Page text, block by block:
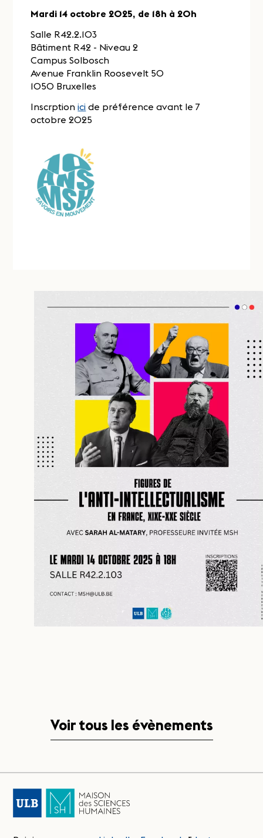
Mardi 14 octobre 2025, de 18h à 20h
Salle R42.2.103
Bâtiment R42 - Niveau 2
Campus Solbosch
Avenue Franklin Roosevelt 50
1050 Bruxelles
Inscrptionici de préférence avant le 7
octobre 2025
Voir tous les évènements